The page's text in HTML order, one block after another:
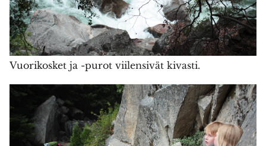
Vuorikosket ja -purot viilensivät kivasti.